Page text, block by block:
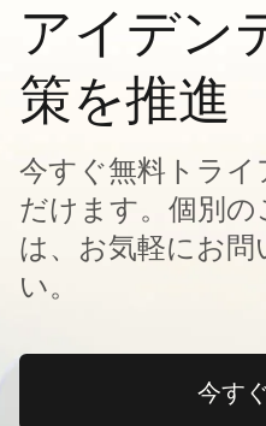
アイデン
策を推進
今すぐ無料トライ
だけます。個別の
は、お気軽にお問
い。
今す